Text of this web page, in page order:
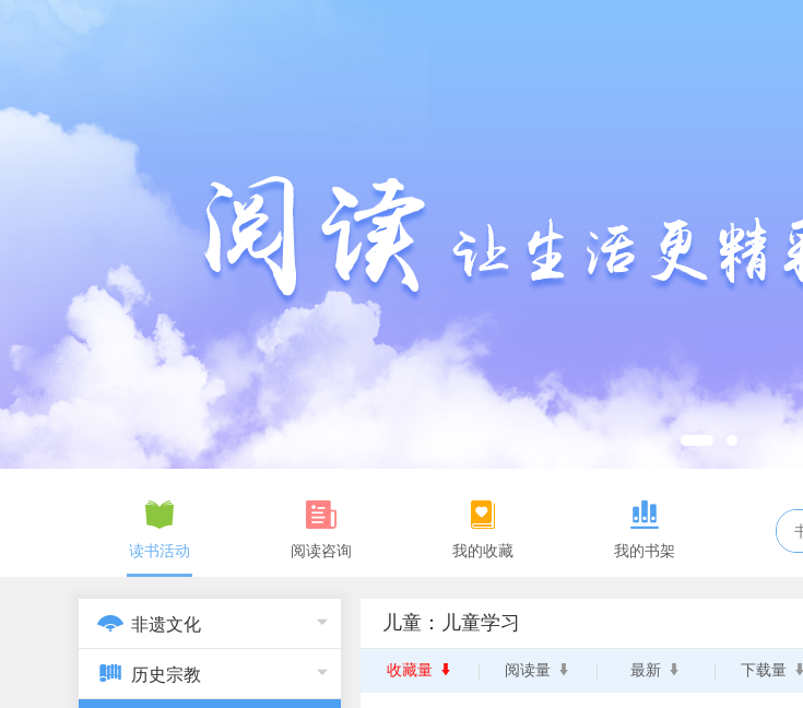
读书活动 阅读咨询 我的收藏 我的书架
非遗文化
历史宗教
儿童：儿童学习
收藏量 阅读量 最新 下载量